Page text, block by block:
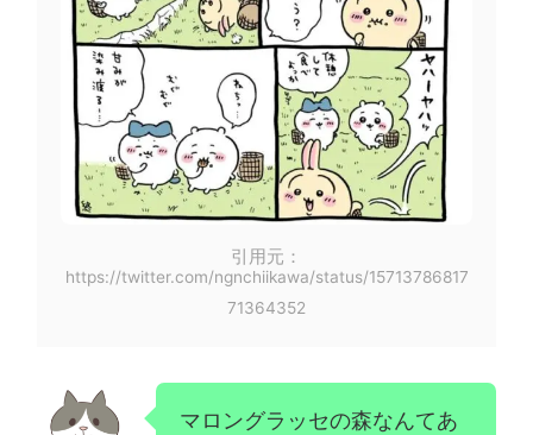
引用元：
https://twitter.com/ngnchiikawa/status/15713786817
71364352
マロングラッセの森なんてあ